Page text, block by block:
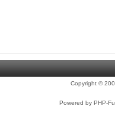
Copyright ©
Powered by PHP-